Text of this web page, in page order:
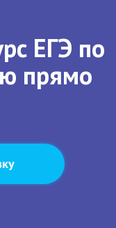
ЕГЭ по
прямо